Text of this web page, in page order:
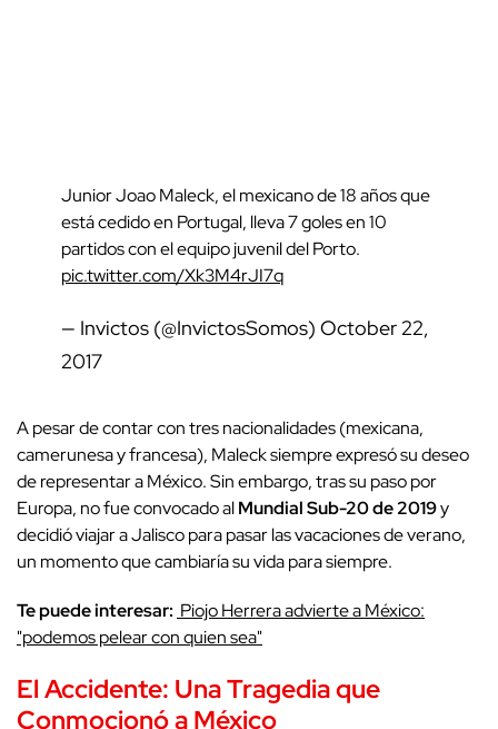
Junior Joao Maleck, el mexicano de 18 años que
está cedido en Portugal, lleva 7 goles en 10
partidos con el equipo juvenil del Porto.
pic.twitter.com/Xk3M4rJI7q
— Invictos (@InvictosSomos) October 22,
2017
A pesar de contar con tres nacionalidades (mexicana,
camerunesa y francesa), Maleck siempre expresó su deseo
de representar a México. Sin embargo, tras su paso por
Europa, no fue convocado alMundial Sub-20 de 2019y
decidió viajar a Jalisco para pasar las vacaciones de verano,
un momento que cambiaría su vida para siempre.
Te puede interesar: Piojo Herrera advierte a México:
"podemos pelear con quien sea"
El Accidente: Una Tragedia que
Conmocionó a México